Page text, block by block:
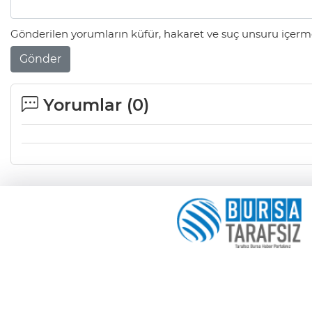
Gönderilen yorumların küfür, hakaret ve suç unsuru
Gönder
Yorumlar (0)